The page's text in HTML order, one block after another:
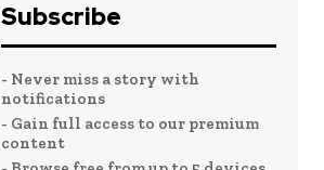
Subscribe
- Never miss a story with
notifications
- Gain full access to our premium
content